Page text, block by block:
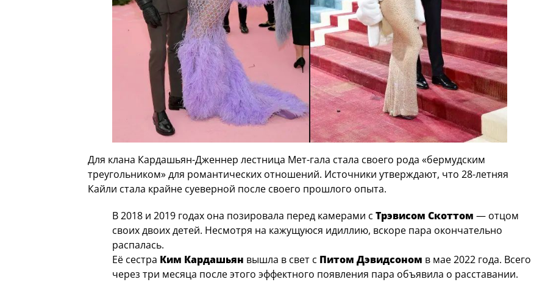
Для клана Кардашьян-Дженнер лестница Мет-гала стала своего рода «бермудским
треугольником» для романтических отношений. Источники утверждают, что 28-летняя
Кайли стала крайне суеверной после своего прошлого опыта.
В 2018 и 2019 годах она позировала перед камерами с Трэвисом Скоттом — отцом
своих двоих детей. Несмотря на кажущуюся идиллию, вскоре пара окончательно
распалась.
Её сестра Ким Кардашьян вышла в свет с Питом Дэвидсоном в мае 2022 года. Всего
через три месяца после этого эффектного появления пара объявила о расставании.